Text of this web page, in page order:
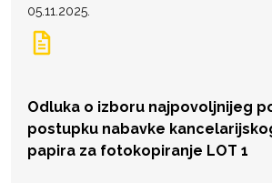
05.11.2025.
Odluka o izboru najpovoljnijeg
postupku nabavke
papira za fotokopiranje LOT 1